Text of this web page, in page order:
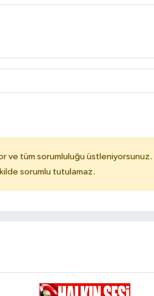
ve tüm sorumluluğu üstleniyorsunuz.
sorumlu tutulamaz.